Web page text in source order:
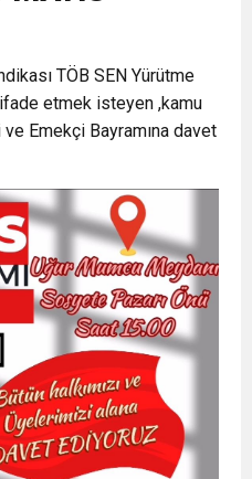
EMRAH
ZİYARET
TÖB SEN Yürütme
etmek isteyen ,kamu
Emekçi Bayramına davet